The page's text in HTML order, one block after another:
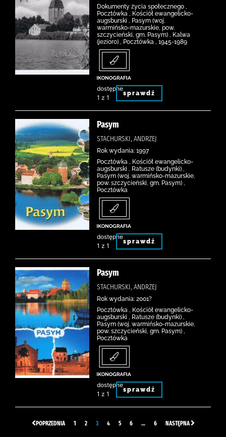
Dokumenty życia społecznego ,
Pocztówka , Kościół ewangelicko-
augsburski , Pasym (woj.
warmińsko-mazurskie, pow.
szczycieński, gm. Pasym) , Kalwa
(jezioro) , Pocztówka , 1945-1989
dostępne
1 z 1
sprawdź
Pasym
STACHURSKI, ANDRZEJ
Rok wydania: 1997
Pocztówka , Kościół ewangelicko-
augsburski , Ratusze (budynki) ,
Pasym (woj. warmińsko-mazurskie,
pow. szczycieński, gm. Pasym) ,
Pocztówka
dostępne
1 z 1
sprawdź
Pasym
STACHURSKI, ANDRZEJ
Rok wydania: 2001?
Pocztówka , Kościół ewangelicko-
augsburski , Ratusze (budynki) ,
Pasym (woj. warmińsko-mazurskie,
pow. szczycieński, gm. Pasym) ,
Pocztówka
dostępne
1 z 1
sprawdź
POPRZEDNIA 1 2 3 4 5 6 … 6 NASTĘPNA